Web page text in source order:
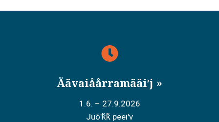
Äävaiåårramääiʹj
1.6. – 27.9.2026
Juõʹǩǩ peeiʹv